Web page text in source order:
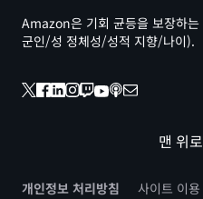
맨 위
Amazon은 기회 균등을 보장하
군인/성 정체성/성적 지향/나이).
개인정보 처리방침 사이트 이